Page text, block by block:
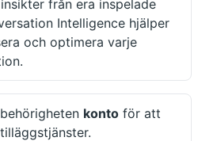
från era inspelade
Intelligence hjälper
och optimera varje
konto för att